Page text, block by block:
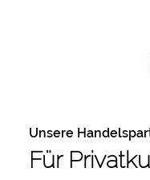
Unsere
Für